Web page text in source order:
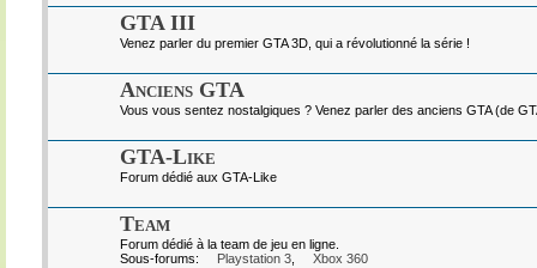
GTA III
Venez parler du premier GTA 3D, qui a révolutionné la série !
Anciens GTA
Vous vous sentez nostalgiques ? Venez parler des anciens GTA (de
GTA-Like
Forum dédié aux GTA-Like
Team
Forum dédié à la team de jeu en ligne.
Sous-forums:
Playstation 3, Xbox 360